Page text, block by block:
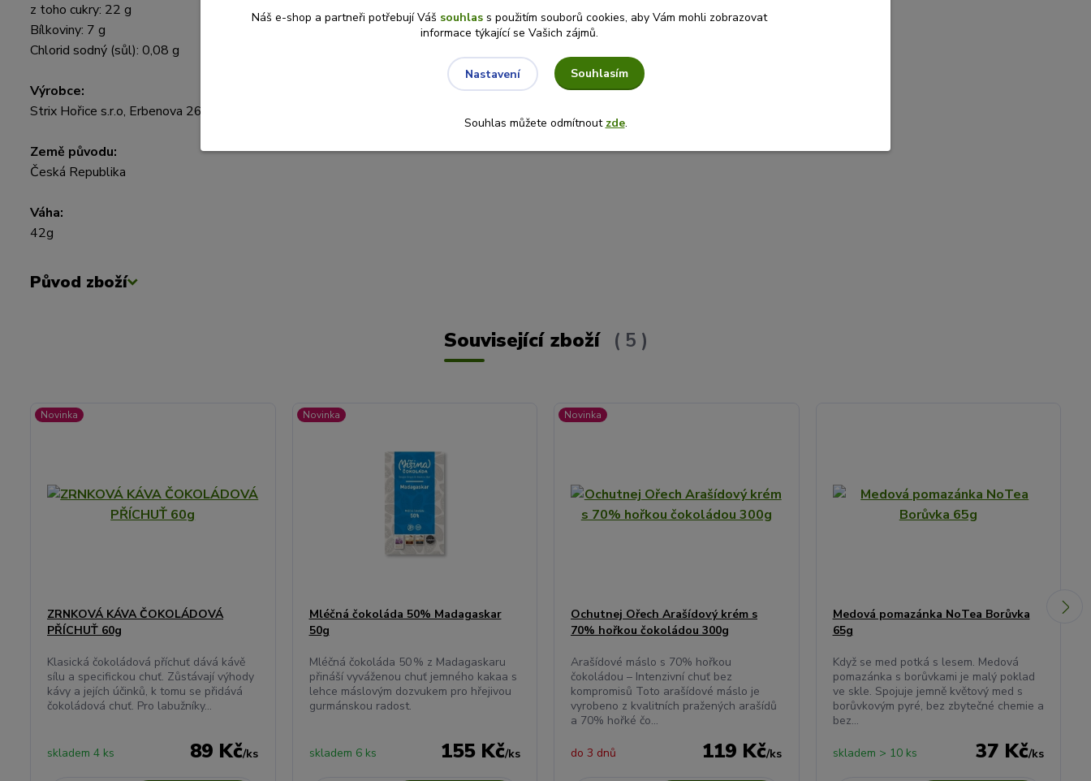
z toho cukry: 22 g
Bílkoviny: 7 g
Chlorid sodný (sůl): 0,08 g
Výrobce:
Strix Hořice s.r.o, Erbenova 26, 508 01 Hořice
Země původu:
Česká Republika
Váha:
42g
Původ zboží
Související zboží 5
Novinka
ZRNKOVÁ KÁVA ČOKOLÁDOVÁ
PŘÍCHUŤ 60g
Klasická čokoládová příchuť dává kávě
sílu a specifickou chuť. Zůstávají výhody
kávy a jejích účinků, k tomu se přidává
čokoládová chuť. Pro labužníky...
89 Kč/ks
skladem 4 ks
Novinka
Mléčná čokoláda 50% Madagaskar
50g
Mléčná čokoláda 50 % z Madagaskaru
přináší vyváženou chuť jemného kakaa s
lehce máslovým dozvukem pro hřejivou
gurmánskou radost.
155 Kč/ks
skladem 6 ks
Novinka
Ochutnej Ořech Arašídový krém s
70% hořkou čokoládou 300g
Arašídové máslo s 70% hořkou
čokoládou – Intenzivní chuť bez
kompromisů Toto arašídové máslo je
vyrobeno z kvalitních pražených arašídů
a 70% hořké čo...
119 Kč/ks
do 3 dnů
Medová pomazánka NoTea Borůvka
65g
Když se med potká s lesem. Medová
pomazánka s borůvkami je malý poklad
ve skle. Spojuje jemně květový med s
borůvkovým pyré, bez zbytečné chemie a
bez...
37 Kč/ks
skladem > 10 ks
Náš e-shop a partneři potřebují Váš souhlass použitím souborů cookies, aby Vám mohli zobrazovat
informace týkající se Vašich zájmů.
Nastavení Souhlasím
Souhlas můžete odmítnout zde.